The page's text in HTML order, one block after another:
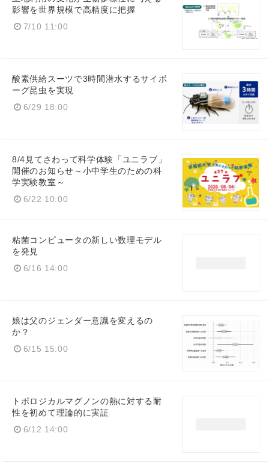
影響を世界規模で高精度に把握
7/10 11:00
酸素供給スーツで3時間潜水するサイボ
ーグ昆虫を実現
6/29 18:00
8/4見てさわって科学体験「ユニラブ」
開催のお知らせ～小中学生のための科
学実験教室～
6/22 10:00
粘菌コンピュータの新しい数理モデル
を発見
6/16 14:00
娘は父のジェンダー意識を変えるの
か？
6/15 15:00
トポロジカルマグノンの熱に対する耐
性を初めて理論的に実証
6/12 14:00